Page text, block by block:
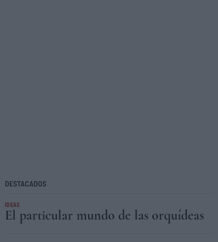
DESTACADOS
IDEAS
El particular mundo de las orquídeas